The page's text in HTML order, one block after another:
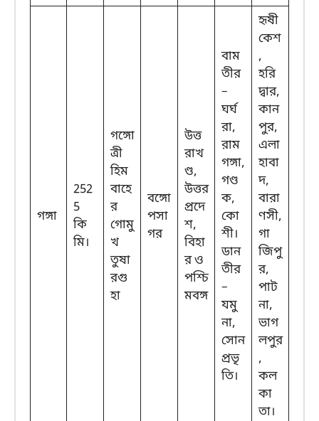
গঙ্গা
252
5
কি
মি।
গঙ্গো
ত্রী
হিম
বাহে
র
গোমু
খ
তুষা
রগু
হা
বঙ্গো
পসা
গর
উত্ত
রাখ
ণ্ড,
উত্তর
প্রদে
শ,
বিহা
র ও
পশ্চি
মবঙ্গ
বাম
তীর
–
ঘর্ঘ
রা,
রাম
গঙ্গা,
গণ্ড
ক,
কো
শী।
ডান
তীর
–
যমু
না,
সোন
প্রভৃ
তি।
হৃষী
কেশ
,
হরি
দ্বার,
কান
পুর,
এলা
হাবা
দ,
বারা
ণসী,
গা
জিপু
র,
পাট
না,
ভাগ
লপুর
,
কল
কা
তা।